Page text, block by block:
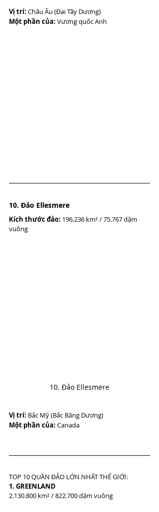
Vị trí: Châu Âu (Đại Tây Dương)
Một phần của: Vương quốc Anh
10. Đảo Ellesmere
Kích thước đảo: 196.236 km² / 75.767 dặm
vuông
10. Đảo Ellesmere
Vị trí: Bắc Mỹ (Bắc Băng Dương)
Một phần của: Canada
TOP 10 QUẦN ĐẢO LỚN NHẤT THẾ GIỚI:
1. GREENLAND
2.130.800 km² / 822.700 dặm vuông